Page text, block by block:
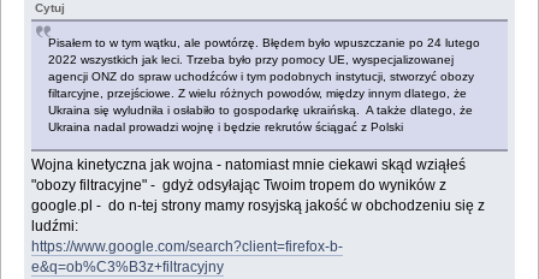
Cytuj
Pisałem to w tym wątku, ale powtórzę. Błędem było wpuszczanie po 24 lutego
2022 wszystkich jak leci. Trzeba było przy pomocy UE, wyspecjalizowanej
agencji ONZ do spraw uchodźców i tym podobnych instytucji, stworzyć obozy
filtarcyjne, przejściowe. Z wielu różnych powodów, między innym dlatego, że
Ukraina się wyludniła i osłabiło to gospodarkę ukraińską. A także dlatego, że
Ukraina nadal prowadzi wojnę i będzie rekrutów ściągać z Polski
Wojna kinetyczna jak wojna - natomiast mnie ciekawi skąd wziąłeś
"obozy filtracyjne" - gdyż odsyłając Twoim tropem do wyników z
google.pl - do n-tej strony mamy rosyjską jakość w obchodzeniu się z
ludźmi:
https://www.google.com/search?client=firefox-b-
e&q=ob%C3%B3z+filtracyjny